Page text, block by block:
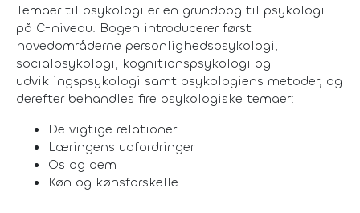
Temaer til psykologi er en grundbog til psykologi
på C-niveau. Bogen introducerer først
hovedområderne personlighedspsykologi,
socialpsykologi, kognitionspsykologi og
udviklingspsykologi samt psykologiens metoder, og
derefter behandles fire psykologiske temaer:
De vigtige relationer
Læringens udfordringer
Os og dem
Køn og kønsforskelle.